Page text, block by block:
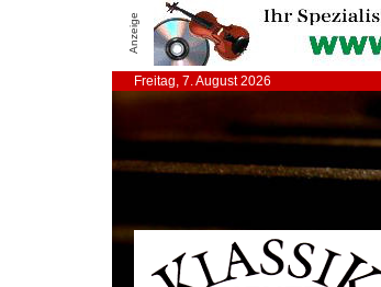
Anzeige
Freitag, 7. August 2026